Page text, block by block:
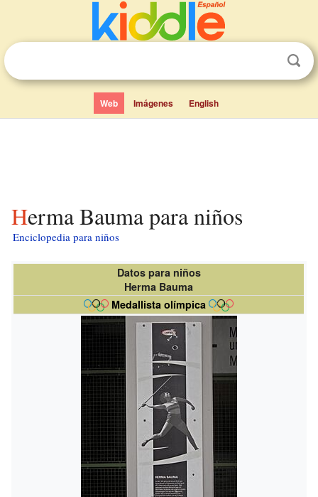
Web Imágenes English
Herma Bauma para niños
Enciclopedia para niños
Datos para niños
Herma Bauma
Medallista olímpica